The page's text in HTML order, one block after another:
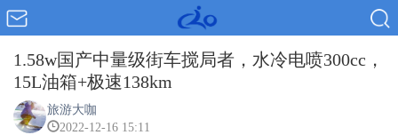
1.58w国产中量级街车搅局者，水冷电喷300cc，
15L油箱+极速138km
旅游大咖
2022-12-16 15:11